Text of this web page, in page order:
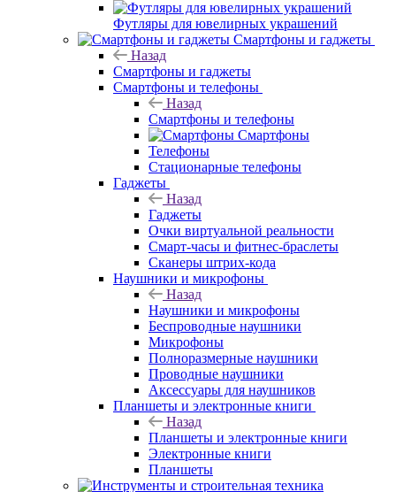
Футляры для ювелирных украшений
Смартфоны и гаджеты
Назад
Смартфоны и гаджеты
Смартфоны и телефоны
Назад
Смартфоны и телефоны
Смартфоны
Телефоны
Стационарные телефоны
Гаджеты
Назад
Гаджеты
Очки виртуальной реальности
Смарт-часы и фитнес-браслеты
Сканеры штрих-кода
Наушники и микрофоны
Назад
Наушники и микрофоны
Беспроводные наушники
Микрофоны
Полноразмерные наушники
Проводные наушники
Аксессуары для наушников
Планшеты и электронные книги
Назад
Планшеты и электронные книги
Электронные книги
Планшеты